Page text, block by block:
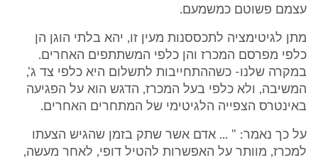
עצמם פשוטם כמשמעם.
מתן לגיטימציה לתכססנות מעין זו, יהא בלתי הוגן הן
כלפי מפרסם המכרז והן כלפי המשתתפים האחרים.
במקרה שלנו- כשההתחייבות לתשלום היא כלפי צד ג',
המשיבה, ולא כלפי בעל המכרז, הדגש הוא על הפגיעה
באינטרס הצפייה הלגיטימי של המתחרים האחרים.
על כך נאמר: " ... אדם אשר שתק בזמן שהגיש הצעתו
למכרז, מוותר על האפשרות להטיל דופי, לאחר מעשה,